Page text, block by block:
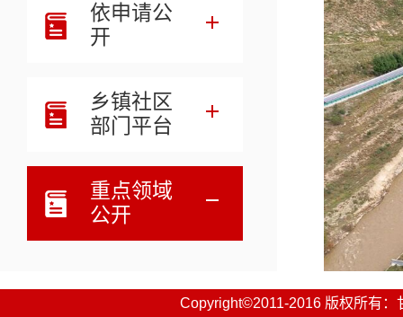
依申请公
开
乡镇社区
部门平台
重点领域
公开
Copyright©2011-2016 版权所有：